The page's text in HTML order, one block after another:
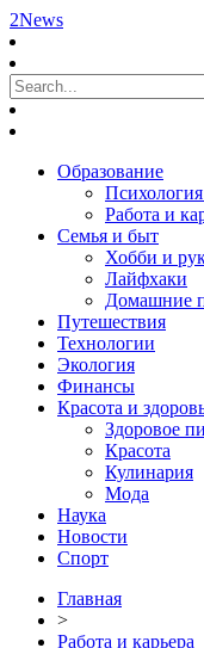
2News
Образование
Работа и
Семья и быт
Хобби и
Лайфхаки
Домашние
Путешествия
Технологии
Экология
Финансы
Красота и
Здоровое
Красота
Кулинария
Мода
Наука
Новости
Спорт
Главная
>
Работа и карьера